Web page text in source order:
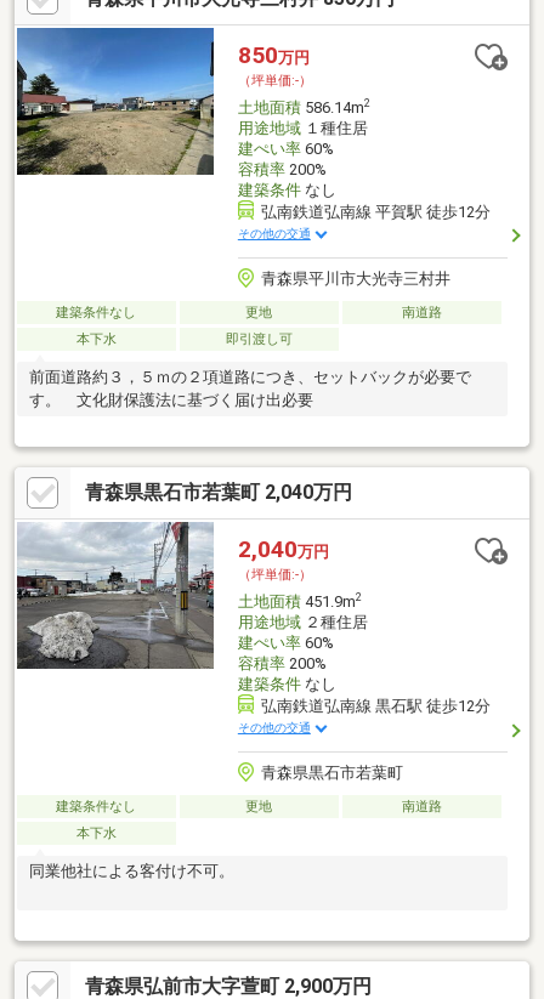
850万円
（坪単価:-）
土地面積586.14m2
用途地域１種住居
建ぺい率60%
容積率200%
建築条件なし
弘南鉄道弘南線 平賀駅 徒歩12分
その他の交通
青森県平川市大光寺三村井
建築条件なし 更地
南道路
本下水
即引渡し可
前面道路約３，５ｍの２項道路につき、セットバックが必要で
す。 文化財保護法に基づく届け出必要
青森県黒石市若葉町 2,040万円
2,040万円
（坪単価:-）
土地面積451.9m2
用途地域２種住居
建ぺい率60%
容積率200%
建築条件なし
弘南鉄道弘南線 黒石駅 徒歩12分
その他の交通
青森県黒石市若葉町
建築条件なし 更地
南道路
本下水
同業他社による客付け不可。
青森県弘前市大字萱町 2,900万円